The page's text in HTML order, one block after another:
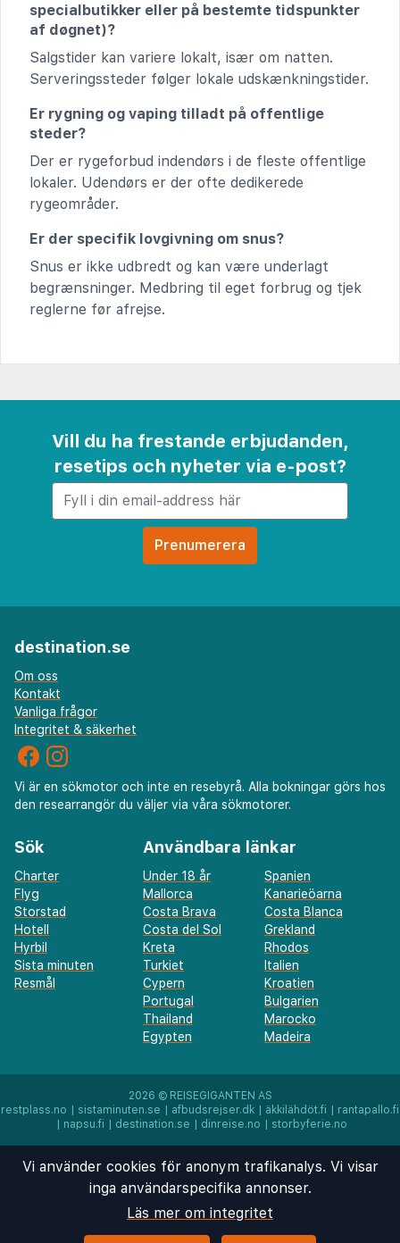
specialbutikker eller på bestemte tidspunkter
af døgnet)?
Salgstider kan variere lokalt, især om natten.
Serveringssteder følger lokale udskænkningstider.
Er rygning og vaping tilladt på offentlige
steder?
Der er rygeforbud indendørs i de fleste offentlige
lokaler. Udendørs er der ofte dedikerede
rygeområder.
Er der specifik lovgivning om snus?
Snus er ikke udbredt og kan være underlagt
begrænsninger. Medbring til eget forbrug og tjek
reglerne før afrejse.
Vill du ha frestande erbjudanden,
resetips och nyheter via e-post?
destination.se
Om oss
Kontakt
Vanliga frågor
Integritet & säkerhet
Vi är en sökmotor och inte en resebyrå. Alla bokningar görs hos
den researrangör du väljer via våra sökmotorer.
Sök
Charter
Flyg
Storstad
Hotell
Hyrbil
Sista minuten
Resmål
Användbara länkar
Under 18 år
Spanien
Mallorca
Kanarieöarna
Costa Brava
Costa Blanca
Costa del Sol
Grekland
Kreta
Rhodos
Turkiet
Italien
Cypern
Kroatien
Portugal
Bulgarien
Thailand
Marocko
Egypten
Madeira
2026 © REISEGIGANTEN AS
restplass.no | sistaminuten.se | afbudsrejser.dk | äkkilähdöt.fi | rantapallo.fi
| napsu.fi | destination.se | dinreise.no | storbyferie.no
Vi använder cookies för anonym trafikanalys. Vi visar
inga användarspecifika annonser.
Läs mer om integritet